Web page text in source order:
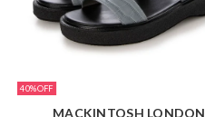
40%
MACKINTOSH LONDON